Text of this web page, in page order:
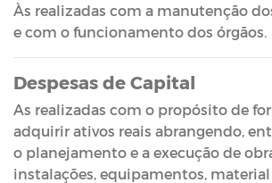
Às realizadas com a manutenção
e com o funcionamento dos órgãos.
Despesas de Capital
As realizadas com o propósito de
adquirir ativos reais abrangendo,
o planejamento e a execução de
instalações, equipamentos,